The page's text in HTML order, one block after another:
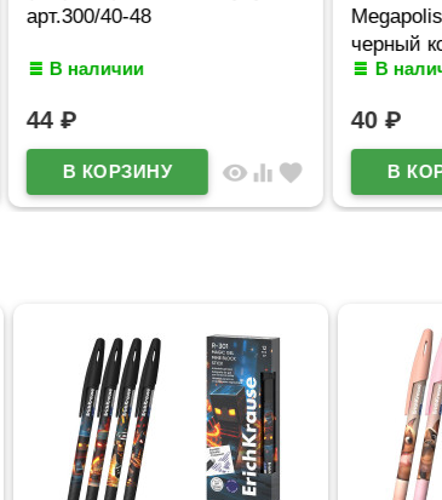
арт.300/40-48
В наличии
44 ₽
visibilityequalizer favorite
черный
(Ст.12)
В
40 ₽